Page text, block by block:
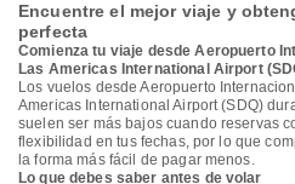
Encuentre el mejor viaje y
perfecta
Comienza tu viaje desde Aeropuerto
Las Americas International Airport
Los vuelos desde Aeropuerto
Americas International Airport (SDQ)
suelen ser más bajos cuando reservas
flexibilidad en tus fechas, por lo que
la forma más fácil de pagar menos.
Lo que debes saber antes de volar